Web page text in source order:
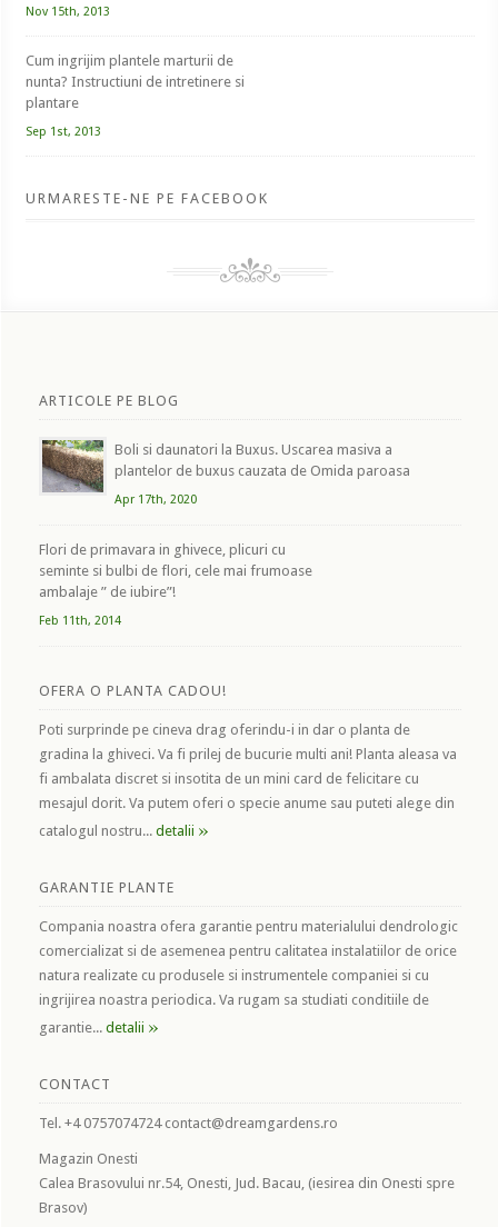
Nov 15th, 2013
Cum ingrijim plantele marturii de
nunta? Instructiuni de intretinere si
plantare
Sep 1st, 2013
URMARESTE-NE PE FACEBOOK
ARTICOLE PE BLOG
Boli si daunatori la Buxus. Uscarea masiva a
plantelor de buxus cauzata de Omida paroasa
Apr 17th, 2020
Flori de primavara in ghivece, plicuri cu
seminte si bulbi de flori, cele mai frumoase
ambalaje ” de iubire”!
Feb 11th, 2014
OFERA O PLANTA CADOU!
Poti surprinde pe cineva drag oferindu-i in dar o planta de
gradina la ghiveci. Va fi prilej de bucurie multi ani! Planta aleasa va
fi ambalata discret si insotita de un mini card de felicitare cu
mesajul dorit. Va putem oferi o specie anume sau puteti alege din
catalogul nostru... detalii »
GARANTIE PLANTE
Compania noastra ofera garantie pentru materialului dendrologic
comercializat si de asemenea pentru calitatea instalatiilor de orice
natura realizate cu produsele si instrumentele companiei si cu
ingrijirea noastra periodica. Va rugam sa studiati conditiile de
garantie... detalii »
CONTACT
Tel. +4 0757074724 contact@dreamgardens.ro
Magazin Onesti
Calea Brasovului nr.54, Onesti, Jud. Bacau, (iesirea din Onesti spre
Brasov)